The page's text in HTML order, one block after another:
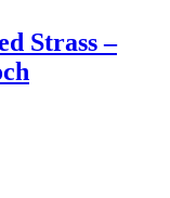
Strass –